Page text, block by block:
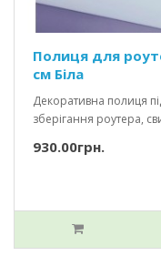
Полиця для
см Біла
Декоративна полиця
зберігання роутера,
930.00грн.